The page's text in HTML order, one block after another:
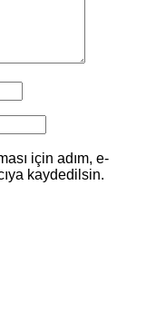
için adım, e-
kaydedilsin.